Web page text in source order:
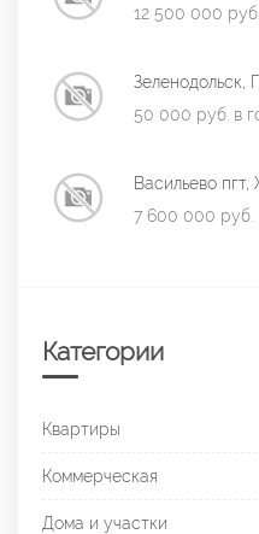
12 500 000 руб.
Зеленодольск,
50 000 руб. в
Васильево
7 600 000 руб.
Категории
Квартиры
Коммерческая
Дома и участки